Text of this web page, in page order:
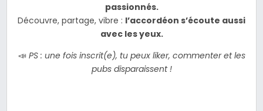
passionnés.
Découvre, partage, vibre : l’accordéon s’écoute aussi
avec les yeux.
📣 PS : une fois inscrit(e), tu peux liker, commenter et les
pubs disparaissent !